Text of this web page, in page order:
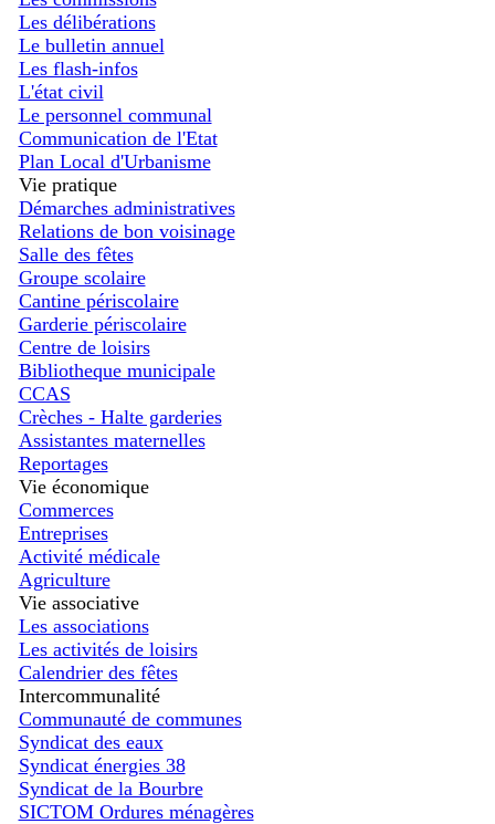
Les délibérations
Le bulletin annuel
Les flash-infos
L'état civil
Le personnel communal
Communication de l'Etat
Plan Local d'Urbanisme
Vie pratique
Démarches administratives
Relations de bon voisinage
Salle des fêtes
Groupe scolaire
Cantine périscolaire
Garderie périscolaire
Centre de loisirs
Bibliotheque municipale
CCAS
Crèches - Halte garderies
Assistantes maternelles
Reportages
Vie économique
Commerces
Entreprises
Activité médicale
Agriculture
Vie associative
Les associations
Les activités de loisirs
Calendrier des fêtes
Intercommunalité
Communauté de communes
Syndicat des eaux
Syndicat énergies 38
Syndicat de la Bourbre
SICTOM Ordures ménagères